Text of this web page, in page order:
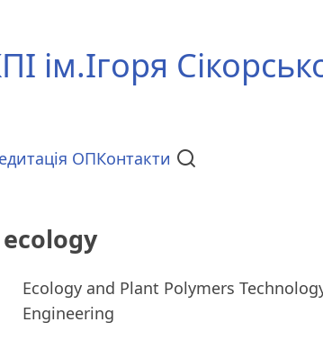
ім.Ігоря
ОПКонтакти
Ecology and Plant Polymers
Engineering